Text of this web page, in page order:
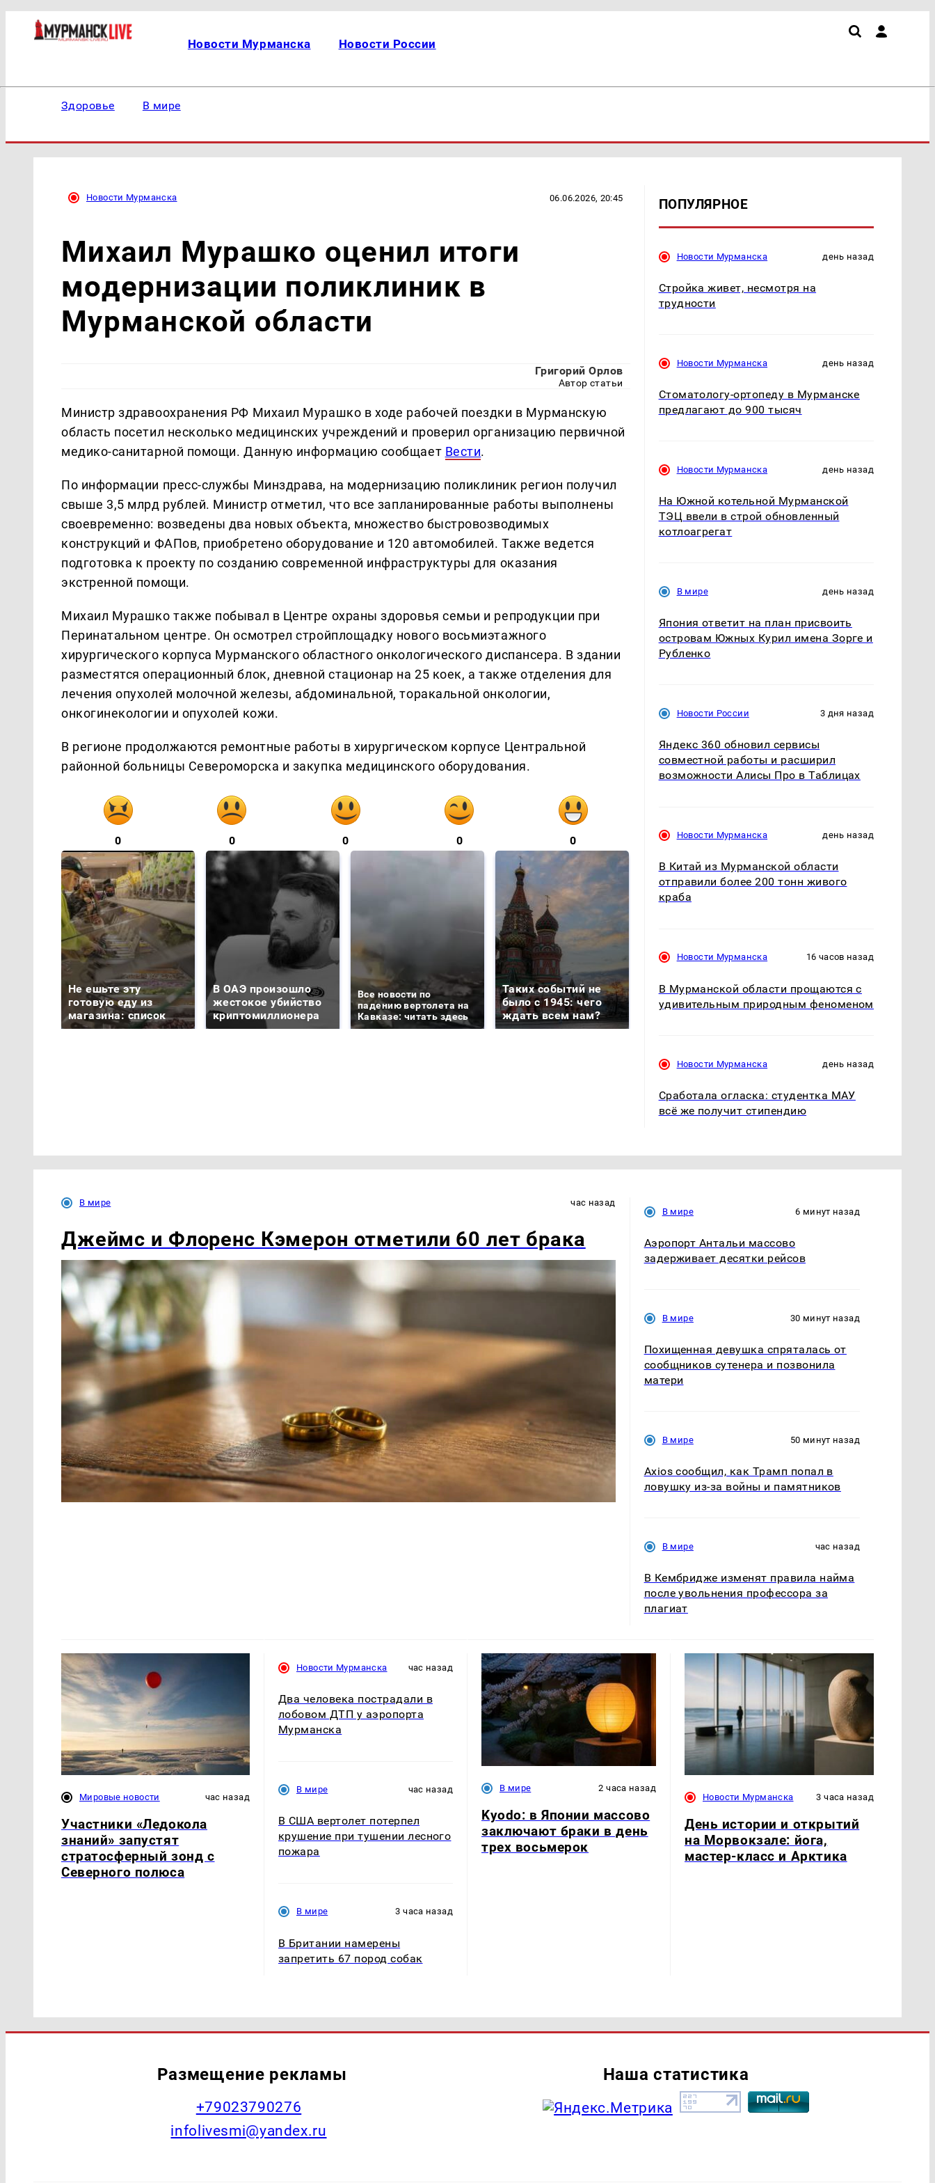
Новости Мурманска Новости России
Здоровье В мире
Новости Мурманска 06.06.2026, 20:45
Михаил Мурашко оценил итоги
модернизации поликлиник в
Мурманской области
Григорий Орлов
Автор статьи
Министр здравоохранения РФ Михаил Мурашко в ходе рабочей поездки в Мурманскую
область посетил несколько медицинских учреждений и проверил организацию первичной
медико-санитарной помощи. Данную информацию сообщает Вести.
По информации пресс-службы Минздрава, на модернизацию поликлиник регион получил
свыше 3,5 млрд рублей. Министр отметил, что все запланированные работы выполнены
своевременно: возведены два новых объекта, множество быстровозводимых
конструкций и ФАПов, приобретено оборудование и 120 автомобилей. Также ведется
подготовка к проекту по созданию современной инфраструктуры для оказания
экстренной помощи.
Михаил Мурашко также побывал в Центре охраны здоровья семьи и репродукции при
Перинатальном центре. Он осмотрел стройплощадку нового восьмиэтажного
хирургического корпуса Мурманского областного онкологического диспансера. В здании
разместятся операционный блок, дневной стационар на 25 коек, а также отделения для
лечения опухолей молочной железы, абдоминальной, торакальной онкологии,
онкогинекологии и опухолей кожи.
В регионе продолжаются ремонтные работы в хирургическом корпусе Центральной
районной больницы Североморска и закупка медицинского оборудования.
0 0 0 0 0
Не ешьте эту
готовую еду из
магазина: список
В ОАЭ произошло
жестокое убийство
криптомиллионера
Все новости по
падению вертолета на
Кавказе: читать здесь
Таких событий не
было с 1945: чего
ждать всем нам?
В магазинах России
ажиотаж из-за этого
полицейскую
машину напали и
ПОПУЛЯРНОЕ
Новости Мурманска день назад
Стройка живет, несмотря на
трудности
Новости Мурманска день назад
Стоматологу-ортопеду в Мурманске
предлагают до 900 тысяч
Новости Мурманска день назад
На Южной котельной Мурманской
ТЭЦ ввели в строй обновленный
котлоагрегат
В мире день назад
Япония ответит на план присвоить
островам Южных Курил имена Зорге и
Рубленко
Новости России 3 дня назад
Яндекс 360 обновил сервисы
совместной работы и расширил
возможности Алисы Про в Таблицах
Новости Мурманска день назад
В Китай из Мурманской области
отправили более 200 тонн живого
краба
Новости Мурманска 16 часов назад
В Мурманской области прощаются с
удивительным природным феноменом
Новости Мурманска день назад
Сработала огласка: студентка МАУ
всё же получит стипендию
В мире час назад
Джеймс и Флоренс Кэмерон отметили 60 лет брака
В мире 6 минут назад
Аэропорт Антальи массово
задерживает десятки рейсов
В мире 30 минут назад
Похищенная девушка спряталась от
сообщников сутенера и позвонила
матери
В мире 50 минут назад
Axios сообщил, как Трамп попал в
ловушку из-за войны и памятников
В мире час назад
В Кембридже изменят правила найма
после увольнения профессора за
плагиат
Мировые новости час назад
Участники «Ледокола
знаний» запустят
стратосферный зонд с
Северного полюса
Новости Мурманска час назад
Два человека пострадали в
лобовом ДТП у аэропорта
Мурманска
В мире час назад
В США вертолет потерпел
крушение при тушении лесного
пожара
В мире 3 часа назад
В Британии намерены
запретить 67 пород собак
В мире 2 часа назад
Kyodo: в Японии массово
заключают браки в день
трех восьмерок
Новости Мурманска 3 часа назад
День истории и открытий
на Морвокзале: йога,
мастер-класс и Арктика
Размещение рекламы
+79023790276
infolivesmi@yandex.ru
Наша статистика